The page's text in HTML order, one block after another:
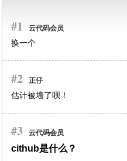
#1 云代码会员
换一个
#2 正仔
估计被墙了呗！
#3 云代码会员
cithub是什么？